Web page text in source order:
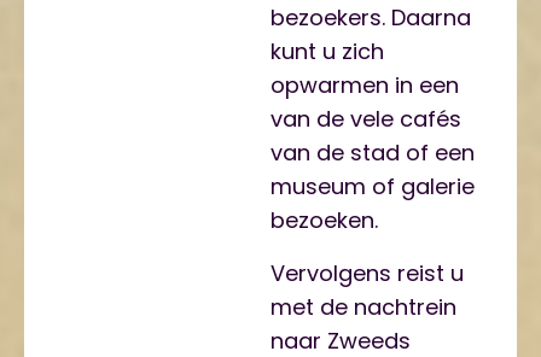
bezoekers. Daarna
kunt u zich
opwarmen in een
van de vele cafés
van de stad of een
museum of galerie
bezoeken.
Vervolgens reist u
met de nachtrein
naar Zweeds